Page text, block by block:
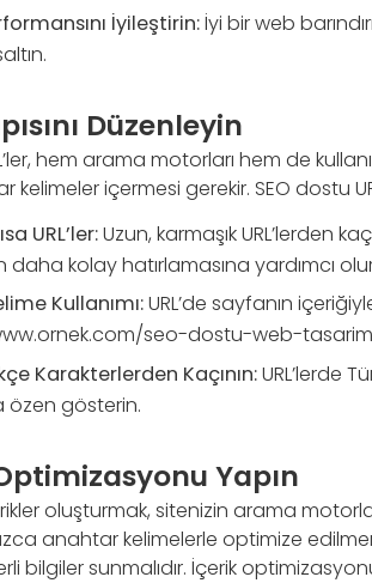
İyileştirin:İyi bir web
Düzenleyin
hem arama motorları hem de
kelimeler içermesi gerekir. SEO dostu
URL’ler:Uzun, karmaşık URL’lerden
daha kolay hatırlamasına yardımcı
Kullanımı:URL’de sayfanın
seo-dostu-web-
Karakterlerden Kaçının:URL’lerde
özen gösterin.
Yapın
oluşturmak, sitenizin arama
anahtar kelimelerle optimize
bilgiler sunmalıdır. İçerik